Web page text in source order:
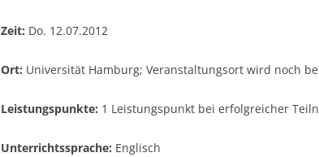
Zeit: Do. 12.07.2012
Ort: Universität Hamburg; Veranstaltungsort wird noch
Leistungspunkte: 1 Leistungspunkt bei erfolgreicher
Unterrichtssprache: Englisch